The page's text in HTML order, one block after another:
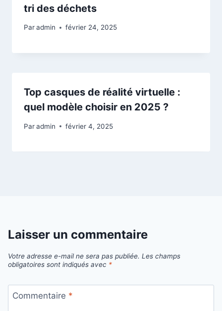
tri des déchets
Paradmin février 24, 2025
Top casques de réalité virtuelle :
quel modèle choisir en 2025 ?
Paradmin février 4, 2025
Laisser un commentaire
Votre adresse e-mail ne sera pas publiée. Les champs
obligatoires sont indiqués avec *
Commentaire *